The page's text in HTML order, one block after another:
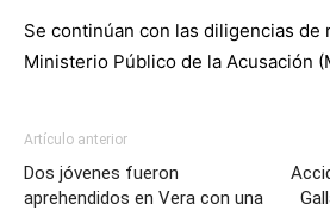
Se continúan con las diligencias
Ministerio Público de la Acusación
Artículo anterior
Dos jóvenes fueron
aprehendidos en Vera con una